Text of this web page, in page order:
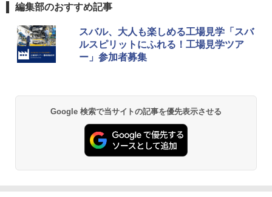
編集部のおすすめ記事
スバル、大人も楽しめる工場見学「スバ
ルスピリットにふれる！工場見学ツア
ー」参加者募集
Google 検索で当サイトの記事を優先表示させる